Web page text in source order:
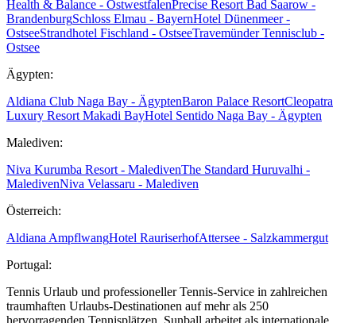
Health & Balance - OstwestfalenPrecise Resort Bad Saarow -
BrandenburgSchloss Elmau - BayernHotel Dünenmeer -
OstseeStrandhotel Fischland - OstseeTravemünder Tennisclub -
Ostsee
Ägypten:
Aldiana Club Naga Bay - ÄgyptenBaron Palace ResortCleopatra
Luxury Resort Makadi BayHotel Sentido Naga Bay - Ägypten
Malediven:
Niva Kurumba Resort - MaledivenThe Standard Huruvalhi -
MaledivenNiva Velassaru - Malediven
Österreich:
Aldiana AmpflwangHotel RauriserhofAttersee - Salzkammergut
Portugal:
Tennis Urlaub und professioneller Tennis-Service in zahlreichen
traumhaften Urlaubs-Destinationen auf mehr als 250